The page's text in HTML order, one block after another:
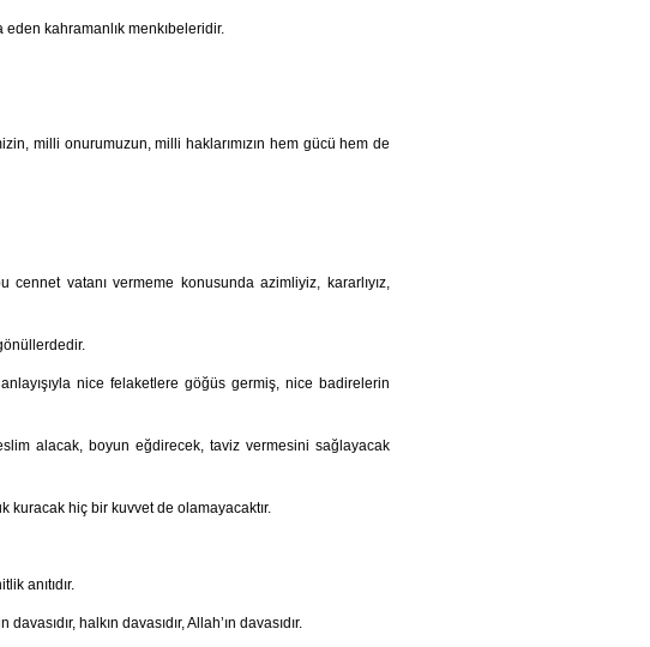
eden kahramanlık menkıbeleridir.
milli onurumuzun, milli haklarımızın hem gücü hem de
cennet vatanı vermeme konusunda azimliyiz, kararlıyız,
nice felaketlere göğüs germiş, nice badirelerin
alacak, boyun eğdirecek, taviz vermesini sağlayacak
kuracak hiç bir kuvvet de olamayacaktır.
anıtıdır.
halkın davasıdır, Allah’ın davasıdır.